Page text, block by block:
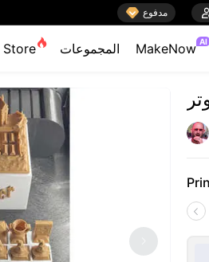
 مدفوع
Store المجموعات MakeNow AI